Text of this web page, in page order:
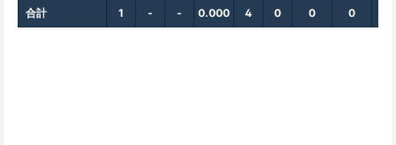
合計 1 - - 0.000 4 0 0 0